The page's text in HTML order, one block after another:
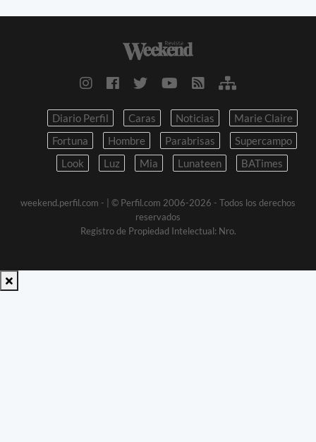
Diario Perfil Caras Noticias
Marie Claire
Fortuna
Hombre Parabrisas
Supercampo
Look
Luz Mia Lunateen BATimes
weekend.perfil.com -
| © Perfil.com 2006-2026 - Todos los derechos
reservados
Registro de Propiedad Intelectual: Nro.